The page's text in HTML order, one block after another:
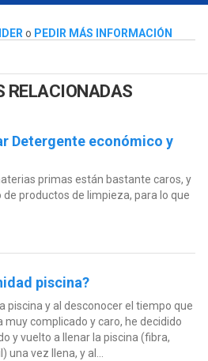
o PEDIR MÁS INFORMACIÓN
RELACIONADAS
Detergente económico y
primas están bastante caros, y
productos de limpieza, para lo que
piscina?
piscina y al desconocer el tiempo que
muy complicado y caro, he decidido
y vuelto a llenar la piscina (fibra,
vez llena, y al...